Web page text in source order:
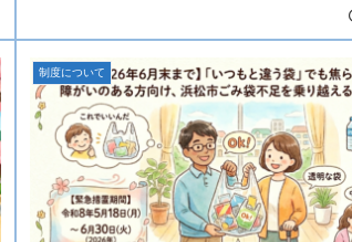
制度について